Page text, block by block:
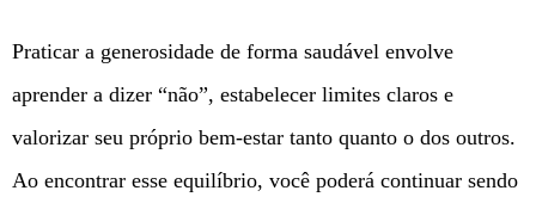
Praticar a generosidade de forma saudável envolve
aprender a dizer “não”, estabelecer limites claros e
valorizar seu próprio bem-estar tanto quanto o dos outros.
Ao encontrar esse equilíbrio, você poderá continuar sendo